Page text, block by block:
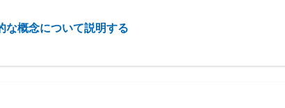
な概念について説明する